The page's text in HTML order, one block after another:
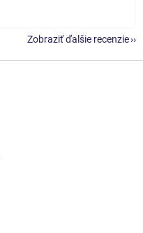
Zobraziť ďalšie recenzie